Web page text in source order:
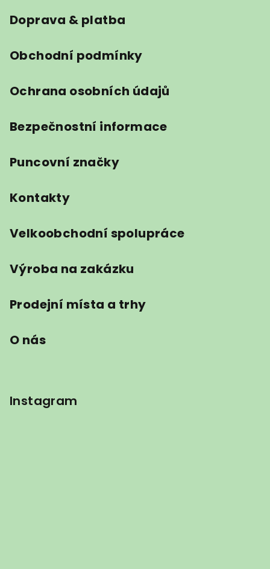
Doprava & platba
Obchodní podmínky
Ochrana osobních údajů
Bezpečnostní informace
Puncovní značky
Kontakty
Velkoobchodní spolupráce
Výroba na zakázku
Prodejní místa a trhy
O nás
Instagram